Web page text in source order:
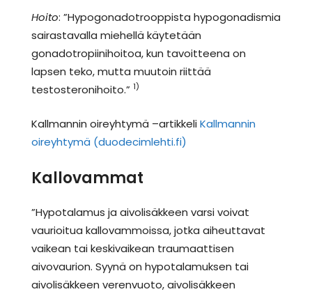
Hoito: ”Hypogonadotrooppista hypogonadismia
sairastavalla miehellä käytetään
gonadotropiinihoitoa, kun tavoitteena on
lapsen teko, mutta muutoin riittää
testosteronihoito.” 1)
Kallmannin oireyhtymä –artikkeliKallmannin
oireyhtymä (duodecimlehti.fi)
Kallovammat
”Hypotalamus ja aivolisäkkeen varsi voivat
vaurioitua kallovammoissa, jotka aiheuttavat
vaikean tai keskivaikean traumaattisen
aivovaurion. Syynä on hypotalamuksen tai
aivolisäkkeen verenvuoto, aivolisäkkeen